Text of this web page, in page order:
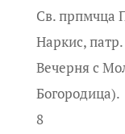
Св. прпмчца
Наркис,
Вечерня с
Богородица).
8